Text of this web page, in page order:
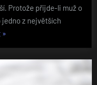
Protože přijde-li muž o
z největších
„Bez
to
»